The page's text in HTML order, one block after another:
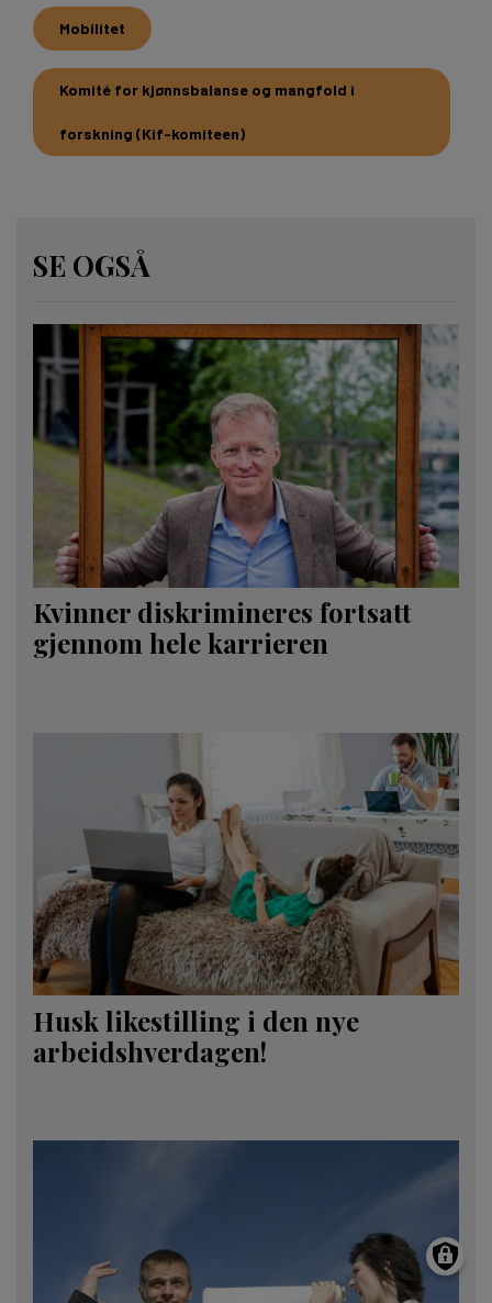
Mobilitet
Komité for kjønnsbalanse og mangfold i
forskning (Kif-komiteen)
SE OGSÅ
Kvinner diskrimineres fortsatt
gjennom hele karrieren
Husk likestilling i den nye
arbeidshverdagen!